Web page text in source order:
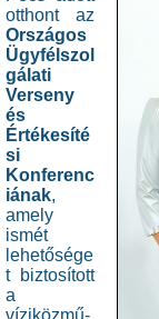
otthont az
Országos
Ügyfélszol
gálati
Verseny
és
Értékesíté
si
Konferenc
iának,
amely
ismét
lehetősége
t biztosított
a
víziközmű-